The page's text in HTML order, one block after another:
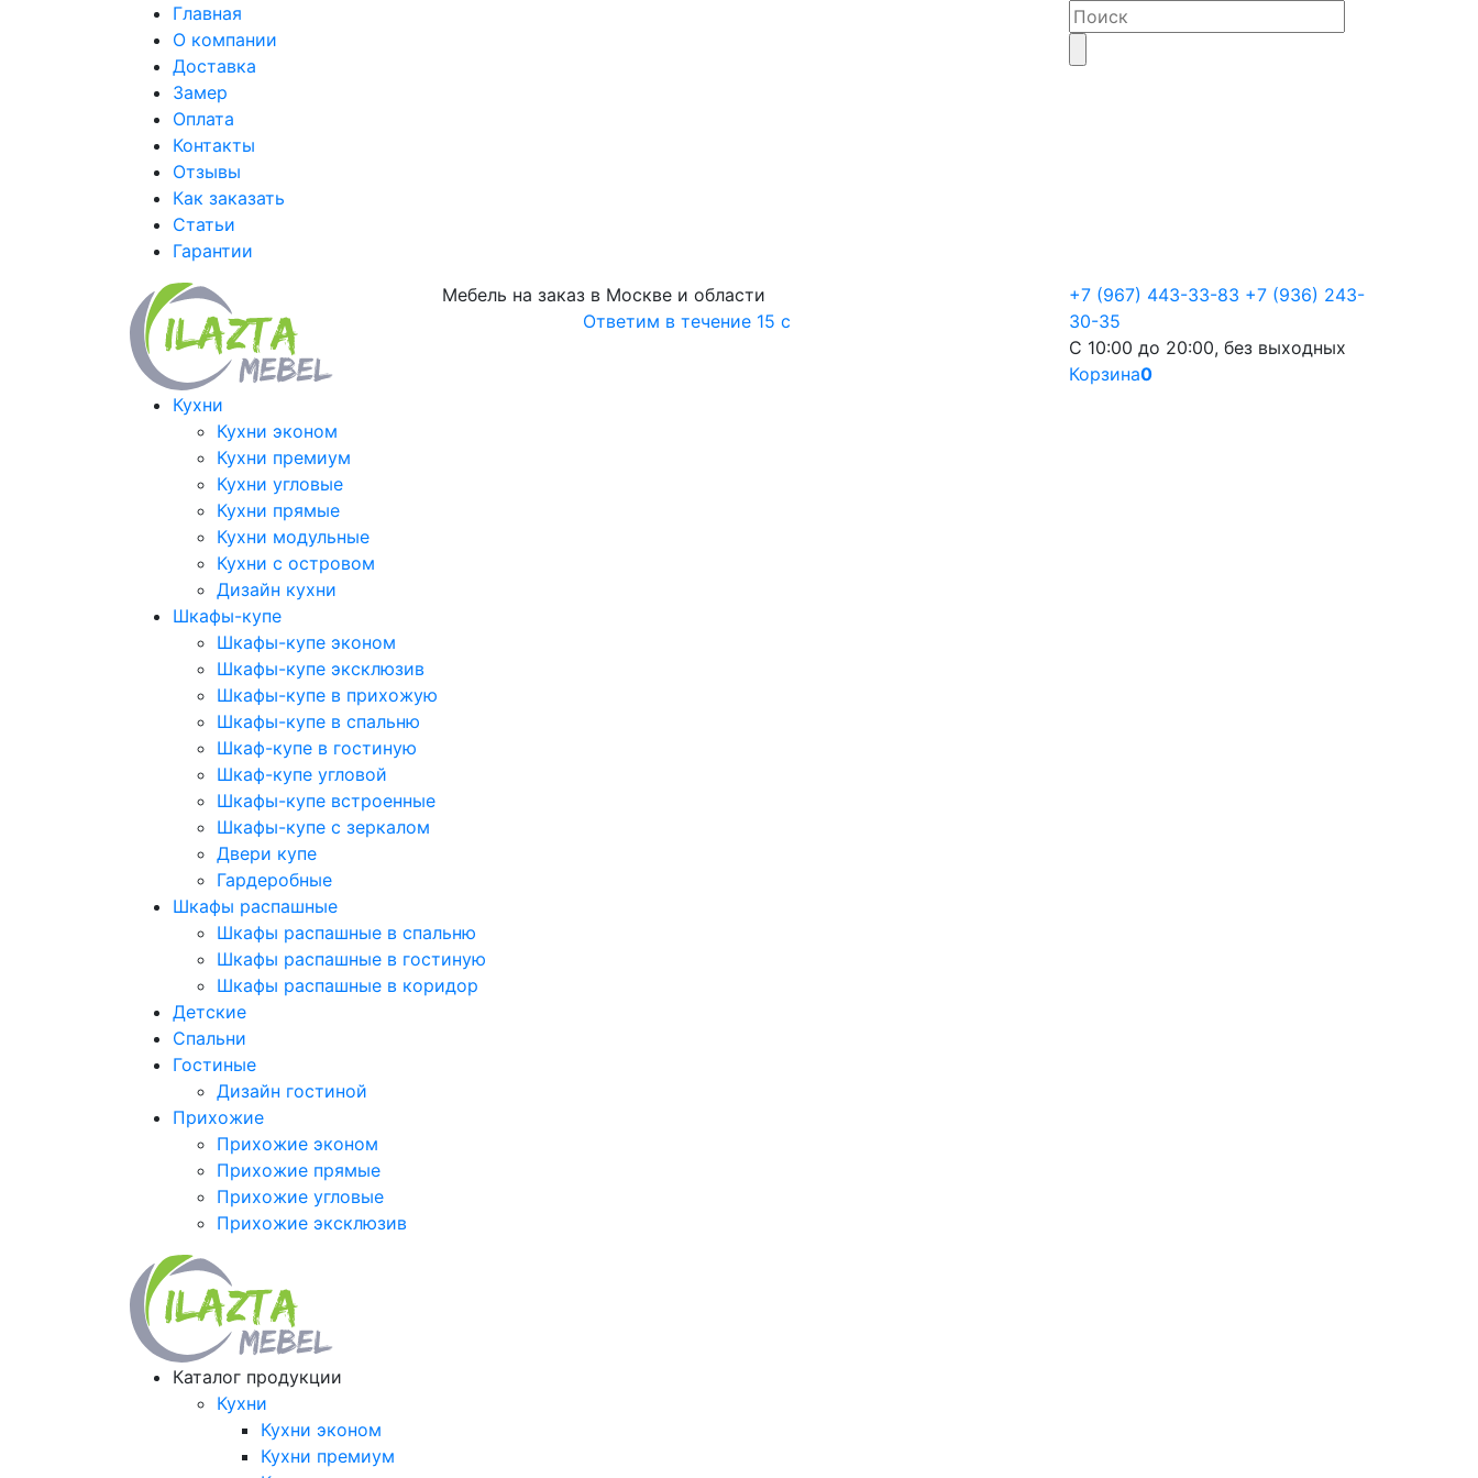
Главная
О компании
Доставка
Замер
Оплата
Контакты
Отзывы
Как заказать
Статьи
Гарантии
Мебель на заказ в Москве и области
Ответим в течение 15 с
+7 (967) 443-33-83 +7 (936) 243-
30-35
С 10:00 до 20:00, без выходных
Корзина0
Кухни
Кухни эконом
Кухни премиум
Кухни угловые
Кухни прямые
Кухни модульные
Кухни с островом
Дизайн кухни
Шкафы-купе
Шкафы-купе эконом
Шкафы-купе эксклюзив
Шкафы-купе в прихожую
Шкафы-купе в спальню
Шкаф-купе в гостиную
Шкаф-купе угловой
Шкафы-купе встроенные
Шкафы-купе с зеркалом
Двери купе
Гардеробные
Шкафы распашные
Шкафы распашные в спальню
Шкафы распашные в гостиную
Шкафы распашные в коридор
Детские
Спальни
Гостиные
Дизайн гостиной
Прихожие
Прихожие эконом
Прихожие прямые
Прихожие угловые
Прихожие эксклюзив
Каталог продукции
Кухни
Кухни эконом
Кухни премиум